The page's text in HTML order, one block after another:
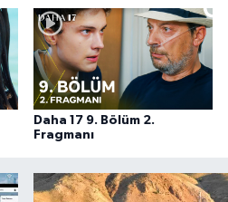
Daha 17 9. Bölüm 2.
Fragmanı